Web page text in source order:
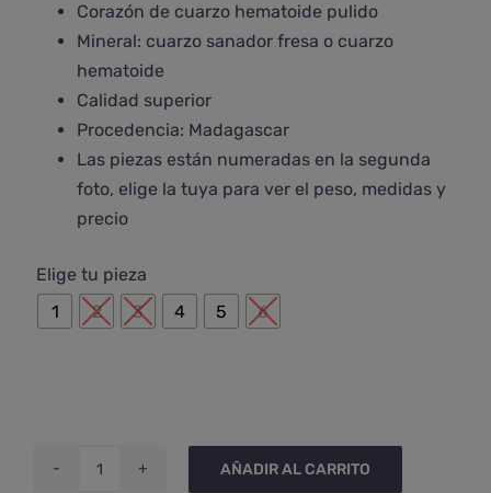
desde
€39,00
€42,00
Corazón de cuarzo hematoide pulido
Mineral: cuarzo sanador fresa o cuarzo
hematoide
Calidad superior
Procedencia: Madagascar
Las piezas están numeradas en la segunda
foto, elige la tuya para ver el peso, medidas y
precio
Elige tu pieza
1 2 3 4 5 6
AÑADIR AL CARRITO